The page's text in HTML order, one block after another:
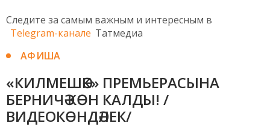
Следите за самым важным и интересным в
Telegram-канале Татмедиа
АФИША
«КИЛМЕШӘК» ПРЕМЬЕРАСЫНА
БЕРНИЧӘ КӨН КАЛДЫ! /
ВИДЕОКӨНДӘЛЕК/